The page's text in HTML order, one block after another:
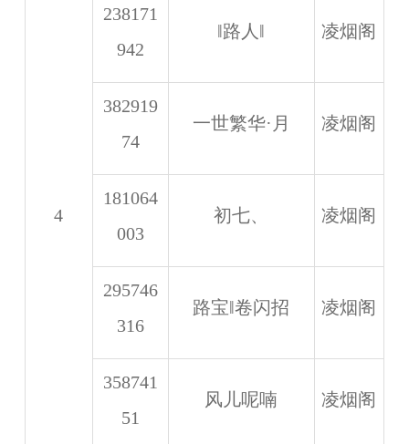
4
238171
942
‖路人‖ 凌烟阁
382919
74
一世繁华·月 凌烟阁
181064
003
初七、 凌烟阁
295746
316
路宝‖卷闪招 凌烟阁
358741
51
风儿呢喃 凌烟阁